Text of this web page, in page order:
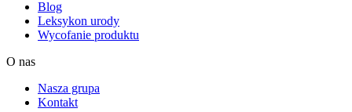
Blog
Leksykon urody
Wycofanie produktu
O nas
Nasza grupa
Kontakt